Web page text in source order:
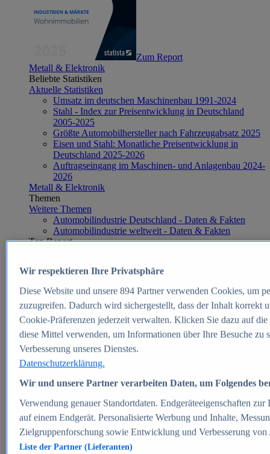
Zum Report
Metall & Elektronik
Beliebte Statistiken
Aktuelle Statistiken
Umsatz im deutschen Maschinenbau 1991-2024
Stahl - Index zur Preisentwicklung in Deutschland
2005-2025
Größte Automobilhersteller nach Fahrzeugabsatz 2025
Eisen und Stahl: Monatliche Preisentwicklung in
Deutschland 2025-2026
Auftragseingang im Maschinen- und Anlagenbau 2024-
2026
Metall & Elektronik
Themen
Weitere Themen
Automobilindustrie Deutschland - Daten & Fakten
Automobilindustrie weltweit - Daten & Fakten
Top Report
Zum Report
E-commerce
Beliebte Statistiken
Aktuelle Statistiken
E-Commerce - Entwicklung des Umsatzes in
Deutschland 1999-2025
Umsatz von Amazon in Deutschland und weltweit
2010-2025
B2C-E-Commerce: Top-50 Online Shops in
Deutschland 2024
Marktanteile von Online-Zahlungsverfahren in
Deutschland 2024
Umsatzstarke Warengruppen im Online-Handel in
Deutschland 2023-2025
Wir respektieren Ihre Privatsphäre
Diese Website und unsere 894Partner verwenden Cookies, um
zuzugreifen. Dadurch wird sichergestellt, dass der Inhalt korrekt
Cookie-Präferenzen jederzeit verwalten. Klicken Sie dazu auf
diese Mittel verwenden, um Informationen über Ihre Besuche
Verbesserung unseres Dienstes.
Datenschutzerklärung.
Wir und unsere Partner verarbeiten Daten, um Folgendes
Verwendung genauer Standortdaten. Endgeräteeigenschaften
auf einem Endgerät. Personalisierte Werbung und Inhalte,
Zielgruppenforschung sowie Entwicklung und Verbesserung von
Liste der Partner (Lieferanten)